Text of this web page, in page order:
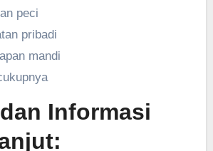
peci
pribadi
mandi
Informasi